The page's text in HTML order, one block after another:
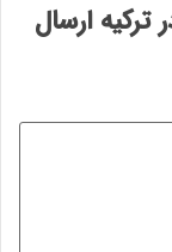
ارسال